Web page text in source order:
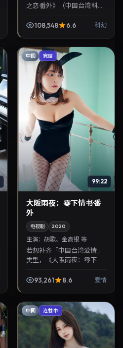
之恋·番外》（中国台湾·科
衔，2026年2月14日正式上
108,548 6.6 科幻
中国 完结
99:22
大阪雨夜：零下情书·番
外
电视剧 2020
主演：胡歌、金高银 等
若想补齐「中国台湾爱情」
类型，《大阪雨夜：零下情
介导演，胡歌、金高银主
93,261 8.6 爱情
中国 连载中